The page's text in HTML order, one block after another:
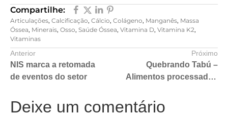
Compartilhe:
Articulações, Calcificação, Cálcio, Colágeno, Manganês, Massa
Óssea, Minerais, Osso, Saúde Óssea, Vitamina D, Vitamina K2,
Vitaminas
Anterior
NIS marca a retomada
de eventos do setor
Próximo
Quebrando Tabú –
Alimentos processados
Deixe um comentário